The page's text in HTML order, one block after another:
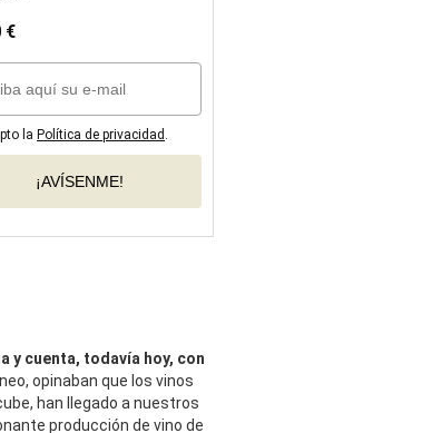
€
la Política de privacidad
¡AVÍSENME!
y cuenta, todavía hoy, con
opinaban que los vinos
han llegado a nuestros
producción de vino de